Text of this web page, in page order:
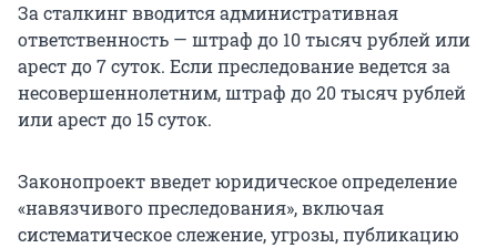
За сталкинг вводится административная
ответственность — штраф до 10 тысяч рублей или
арест до 7 суток. Если преследование ведется за
несовершеннолетним, штраф до 20 тысяч рублей
или арест до 15 суток.
Законопроект введет юридическое определение
«навязчивого преследования», включая
систематическое слежение, угрозы, публикацию